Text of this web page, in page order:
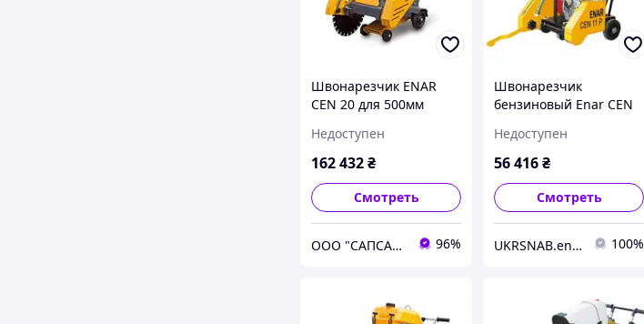
Швонарезчик ENAR
CEN 20 для 500мм
Honda GX390
Недоступен
162 432₴
Смотреть
ООО "САПСАН СЕРВИС" 96%
Швонарезчик
бензиновый Enar CEN
Недоступен
56 416₴
Смотреть
UKRSNAB.energo 100%